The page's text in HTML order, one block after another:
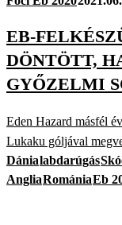
EB-
DÖNTÖTT,
GYŐZELMI
Eden Hazard másfél
Lukaku góljával
Dánialabdarúgás
AngliaRomániaEb